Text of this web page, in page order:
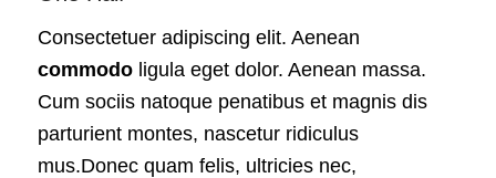
Consectetuer adipiscing elit. Aenean
commodoligula eget dolor. Aenean massa.
Cum sociis natoque penatibus et magnis dis
parturient montes, nascetur ridiculus
mus.Donec quam felis, ultricies nec,